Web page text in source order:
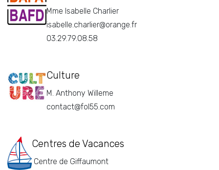
Mme Isabelle Charlier
isabelle.charlier@orange.fr
03.29.79.08.58
Culture
M. Anthony Willeme
contact@fol55.com
Centres de Vacances
Centre de Giffaumont